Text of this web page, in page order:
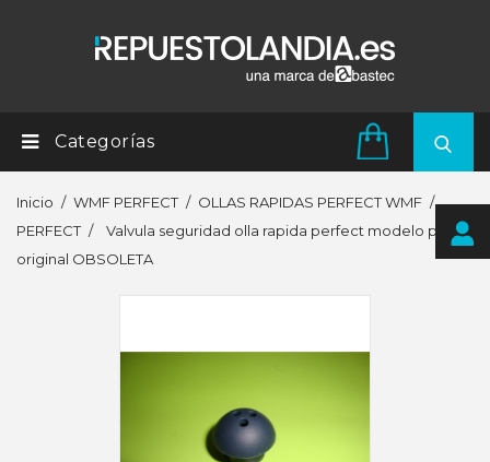
Categorías
Inicio WMF PERFECT
OLLAS RAPIDAS PERFECT WMF
PERFECT
Valvula seguridad olla rapida perfect modelo plus
original OBSOLETA